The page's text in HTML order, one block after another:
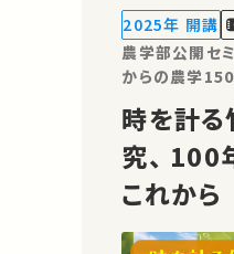
別講座 ★あなたのシェアが、ほかの誰
かの学びに
2025年 開講
農学部公開セ
からの農学150
時を計
究、 100
これから